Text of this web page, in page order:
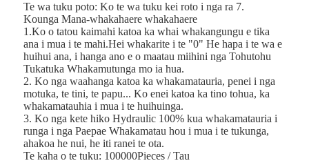
Te wa tuku poto: Ko te wa tuku kei roto i nga ra 7.
Kounga Mana-whakahaere whakahaere
1.Ko o tatou kaimahi katoa ka whai whakangungu e tika
ana i mua i te mahi.Hei whakarite i te "0" He hapa i te wa e
huihui ana, i hanga ano e o maatau miihini nga Tohutohu
Tukatuka Whakamutunga mo ia hua.
2. Ko nga waahanga katoa ka whakamatauria, penei i nga
motuka, te tini, te papu... Ko enei katoa ka tino tohua, ka
whakamatauhia i mua i te huihuinga.
3. Ko nga kete hiko Hydraulic 100% kua whakamatauria i
runga i nga Paepae Whakamatau hou i mua i te tukunga,
ahakoa he nui, he iti ranei te ota.
Te kaha o te tuku: 100000Pieces / Tau